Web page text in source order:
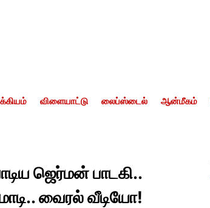
விளையாட்டு லைப்ஸ்டைல் ஆன்மீகம்
ஜெர்மன் பாடகி..
வைரல் வீடியோ!